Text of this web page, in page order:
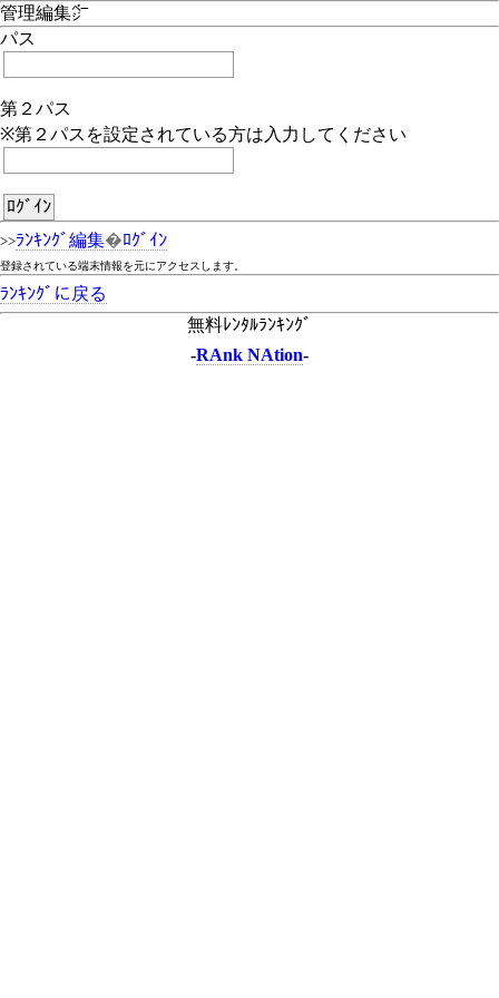
管理編集㌻
パス
第２パス
※第２パスを設定されている方は入力してください
>>ﾗﾝｷﾝｸﾞ編集�ﾛｸﾞｲﾝ
登録されている端末情報を元にアクセスします。
ﾗﾝｷﾝｸﾞに戻る
無料ﾚﾝﾀﾙﾗﾝｷﾝｸﾞ
-RAnk NAtion-